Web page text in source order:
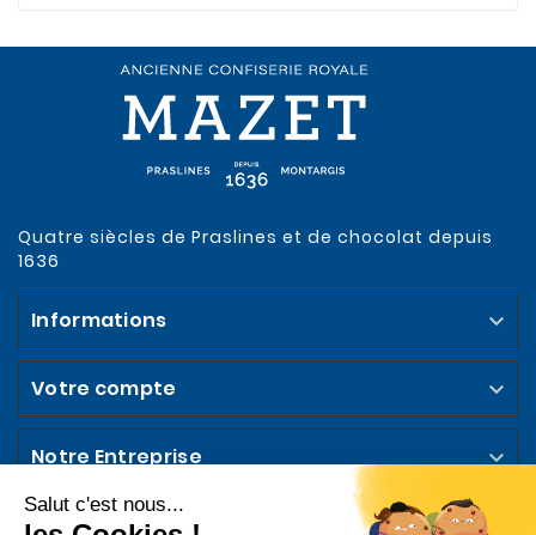
Quatre siècles de Praslines et de chocolat depuis
1636
Informations 
Votre compte 
Notre Entreprise 